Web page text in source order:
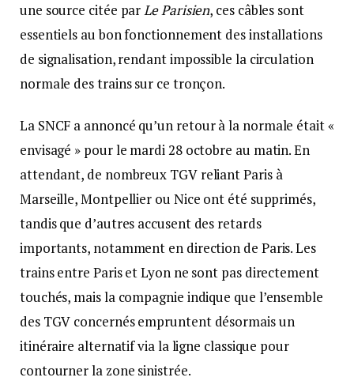
une source citée parLe Parisien, ces câbles sont
essentiels au bon fonctionnement des installations
de signalisation, rendant impossible la circulation
normale des trains sur ce tronçon.
La SNCF a annoncé qu’un retour à la normale était «
envisagé » pour le mardi 28 octobre au matin. En
attendant, de nombreux TGV reliant Paris à
Marseille, Montpellier ou Nice ont été supprimés,
tandis que d’autres accusent des retards
importants, notamment en direction de Paris. Les
trains entre Paris et Lyon ne sont pas directement
touchés, mais la compagnie indique que l’ensemble
des TGV concernés empruntent désormais un
itinéraire alternatif via la ligne classique pour
contourner la zone sinistrée.